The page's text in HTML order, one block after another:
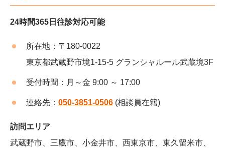
24時間365日往診対応可能
所在地：〒180-0022
東京都武蔵野市境1-15-5 グランシャルール武蔵境3F
受付時間：月～金 9:00 ～ 17:00
連絡先： 050-3851-0506 (相談員在籍)
訪問エリア
武蔵野市、三鷹市、小金井市、西東京市、東久留米市、